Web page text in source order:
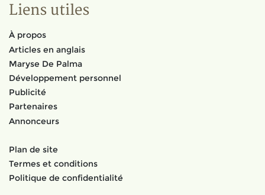
Liens utiles
À propos
Articles en anglais
Maryse De Palma
Développement personnel
Publicité
Partenaires
Annonceurs
Plan de site
Termes et conditions
Politique de confidentialité